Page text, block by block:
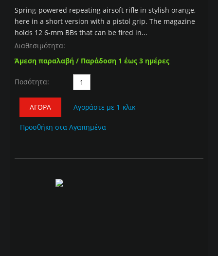
Spring-powered repeating airsoft rifle in stylish orange,
here in a short version with a pistol grip. The magazine
holds 12 6-mm BBs that can be fired in...
Διαθεσιμότητα:
Άμεση παραλαβή / Παράδοση 1 έως 3 ημέρες
Ποσότητα:
ΑΓΟΡΆ Αγοράστε με 1-κλικ
Προσθήκη στα Αγαπημένα